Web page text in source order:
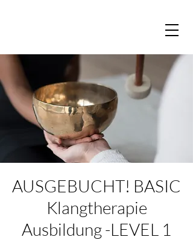
AUSGEBUCHT! BASIC
Klangtherapie
Ausbildung -LEVEL 1